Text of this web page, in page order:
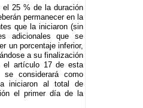
25 % de la duración
permanecer en la
que la iniciaron (sin
adicionales que se
un porcentaje inferior,
a su finalización
el artículo 17 de esta
considerará como
iniciaron al total de
el primer día de la